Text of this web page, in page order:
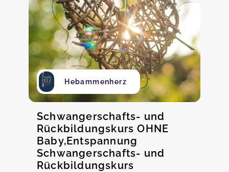
Hebammenherz
Schwangerschafts- und
Rückbildungskurs OHNE
Baby,Entspannung
Schwangerschafts- und
Rückbildungskurs